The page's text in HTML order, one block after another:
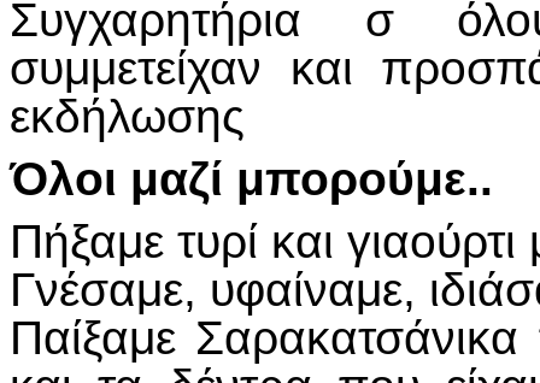
Συγχαρητήρια σ
συμμετείχαν και
εκδήλωσης
Όλοι μαζί μπορούμε..
Πήξαμε τυρί και
Γνέσαμε, υφαίναμε,
Παίξαμε